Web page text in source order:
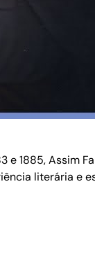
1885, Assim
literária